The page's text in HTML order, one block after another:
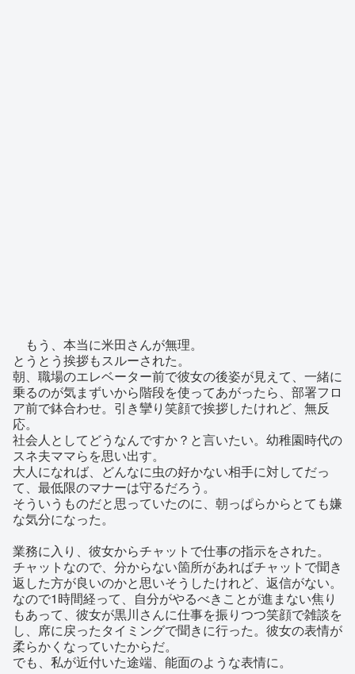
もう、本当に米田さんが無理。
とうとう挨拶もスルーされた。
朝、職場のエレベーター前で彼女の後姿が見えて、一緒に
乗るのが気まずいから階段を使ってあがったら、部署フロ
ア前で鉢合わせ。引き攣り笑顔で挨拶したけれど、無反
応。
社会人としてどうなんですか？と言いたい。幼稚園時代の
スネ夫ママらを思い出す。
大人になれば、どんなに虫の好かない相手に対してだっ
て、最低限のマナーは守るだろう。
そういうものだと思っていたのに、朝っぱらからとても嫌
な気分になった。
業務に入り、彼女からチャットで仕事の指示をされた。
チャットなので、分からない箇所があればチャットで聞き
返した方が良いのかと思いそうしたけれど、返信がない。
なので1時間経って、自分がやるべきことが進まない焦り
もあって、彼女が黒川さんに仕事を振りつつ笑顔で雑談を
し、席に戻ったタイミングで聞きに行った。彼女の表情が
柔らかくなっていたからだ。
でも、私が近付いた途端、能面のような表情に。